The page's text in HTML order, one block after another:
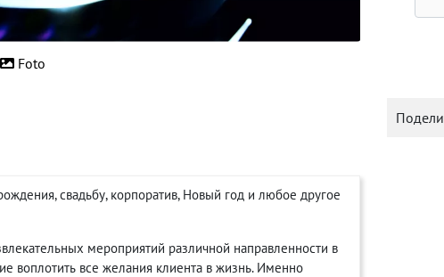
Foto
свадьбу, корпоратив, Новый год и любое другое
мероприятий различной направленности в
воплотить все желания клиента в жизнь. Именно